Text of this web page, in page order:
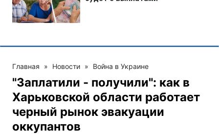
Главная » Новости » Война в Украине
"Заплатили - получили": как в
Харьковской области работает
черный рынок эвакуации
оккупантов